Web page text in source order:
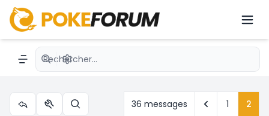
Les nouveautés pour
septembre/octobre (Pokédex...)
Navigation menu
Recherche avancée
Outils du sujet
Rechercher 36 messages
Précédent
1 2